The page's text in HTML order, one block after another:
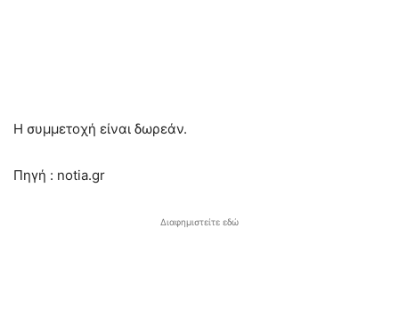
Η συμμετοχή είναι δωρεάν.
Πηγή : notia.gr
Διαφημιστείτε εδώ